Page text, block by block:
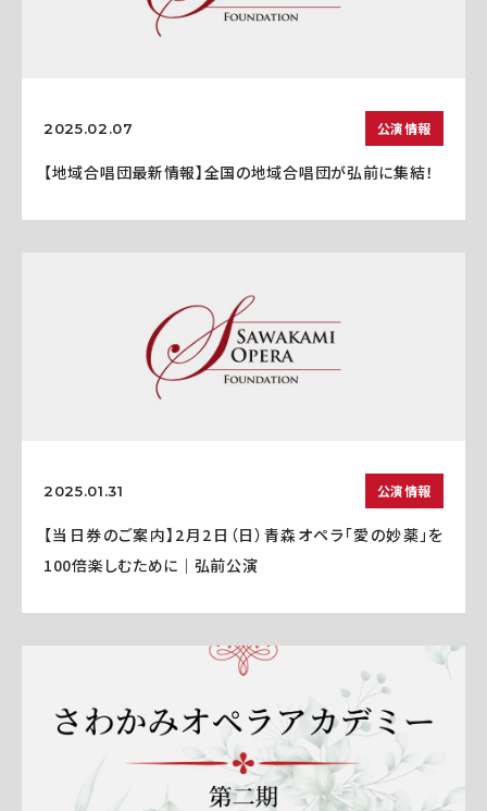
2025.02.07 公演情報
【地域合唱団最新情報】全国の地域合唱団が弘前に集結！
2025.01.31 公演情報
【当日券のご案内】2月2日（日）青森オペラ「愛の妙薬」を
100倍楽しむために｜弘前公演